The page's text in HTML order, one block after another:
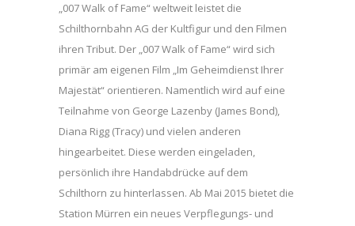
„007 Walk of Fame“ weltweit leistet die
Schilthornbahn AG der Kultfigur und den Filmen
ihren Tribut. Der „007 Walk of Fame“ wird sich
primär am eigenen Film „Im Geheimdienst Ihrer
Majestät“ orientieren. Namentlich wird auf eine
Teilnahme von George Lazenby (James Bond),
Diana Rigg (Tracy) und vielen anderen
hingearbeitet. Diese werden eingeladen,
persönlich ihre Handabdrücke auf dem
Schilthorn zu hinterlassen. Ab Mai 2015 bietet die
Station Mürren ein neues Verpflegungs- und